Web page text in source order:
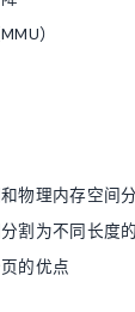
）
物理内存空间
割为不同长度
的优点